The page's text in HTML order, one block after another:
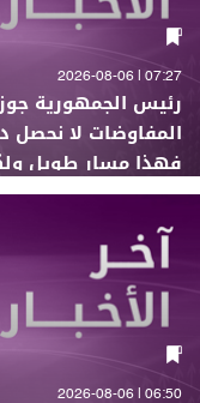
07:27 | 2026-08-06
رئيس الجمهورية
المفاوضات لا نحصل
فهذا مسار طويل
06:50 | 2026-08-06